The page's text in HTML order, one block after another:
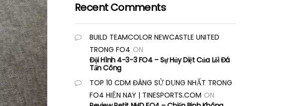
Recent Comments
BUILD TEAMCOLOR NEWCASTLE UNITED
TRONG FO4 ON
Đội Hình 4-3-3 FO4 – Sự Hủy Diệt Của Lối Đá
Tấn Công
TOP 10 CDM ĐÁNG SỬ DỤNG NHẤT TRONG
FO4 HIỆN NAY | TINESPORTS.COM ON